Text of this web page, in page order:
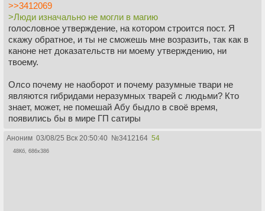
>>3412069
>Люди изначально не могли в магию
голословное утверждение, на котором строится пост. Я
скажу обратное, и ты не сможешь мне возразить, так как в
каноне нет доказательств ни моему утверждению, ни
твоему.
Олсо почему не наоборот и почему разумные твари не
являются гибридами неразумных тварей с людьми? Кто
знает, может, не помешай Абу быдло в своё время,
появились бы в мире ГП сатиры
Аноним 03/08/25 Вск 20:50:40 №3412164 54
48Кб, 686x386